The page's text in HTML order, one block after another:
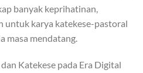
banyak keprihatinan,
untuk karya katekese-pastoral
masa mendatang.
Katekese pada Era Digital